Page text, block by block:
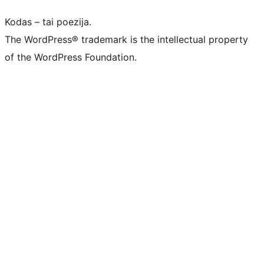
Kodas – tai poezija.
The WordPress® trademark is the intellectual property
of the WordPress Foundation.